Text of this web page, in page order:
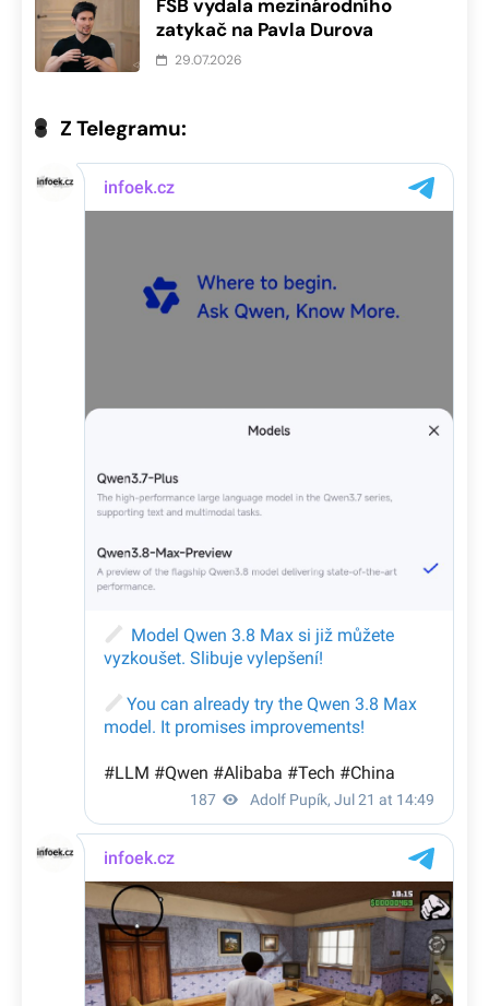
FSB vydala mezinárodního
zatykač na Pavla Durova
29.07.2026
Z Telegramu: